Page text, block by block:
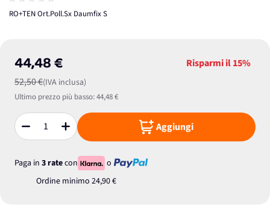
RO+TEN Ort.Poll.Sx Daumfix S
44,48 €
52,50 €(IVA inclusa)
Risparmi il15%
Ultimo prezzo più basso:44,48 €
Quantità Aggiungi
Paga in 3 ratecon
o
Ordine minimo 24,90 €